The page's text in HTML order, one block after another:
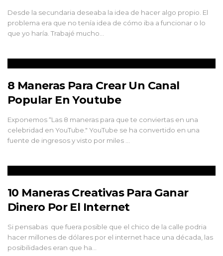
Desde la secundaria deseaba la idea de hacer algo propio. El
problema era que no tenía idea de cómo iba a funcionar o lo
que yo haría. Trabajé mucho…
8 Maneras Para Crear Un Canal
Popular En Youtube
Exponemos “Las 8 maneras para que te conviertas en una
celebridad en YouTube." YouTube se ha convertido en una
fuente de ingresos y visto por miles …
10 Maneras Creativas Para Ganar
Dinero Por El Internet
Si pensabas que fuera posible que el chico de la calle podria
hacer millones de dólares por el internet hace una década, las
posibilidades eran que ha…